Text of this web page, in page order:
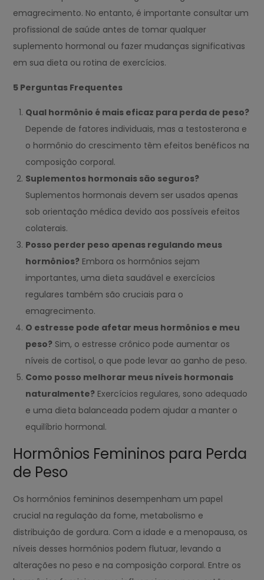
emagrecimento. No entanto, é importante consultar um
profissional de saúde antes de tomar qualquer
suplemento hormonal ou fazer mudanças significativas
em sua dieta ou rotina de exercícios.
5 Perguntas Frequentes
Qual hormônio é mais eficaz para perda de peso?
Depende de fatores individuais, mas a testosterona e
o hormônio do crescimento têm efeitos benéficos na
composição corporal.
Suplementos hormonais são seguros?
Suplementos hormonais devem ser usados apenas
sob orientação médica devido aos possíveis efeitos
colaterais.
Posso perder peso apenas regulando meus
hormônios? Embora os hormônios sejam
importantes, uma dieta saudável e exercícios
regulares também são cruciais para o
emagrecimento.
O estresse pode afetar meus hormônios e meu
peso? Sim, o estresse crônico pode aumentar os
níveis de cortisol, o que pode levar ao ganho de peso.
Como posso melhorar meus níveis hormonais
naturalmente? Exercícios regulares, sono adequado
e uma dieta balanceada podem ajudar a manter o
equilíbrio hormonal.
Hormônios Femininos para Perda
de Peso
Os hormônios femininos desempenham um papel
crucial na regulação da fome, metabolismo e
distribuição de gordura. Com a idade e a menopausa, os
níveis desses hormônios podem flutuar, levando a
alterações no peso e na composição corporal. Entre os